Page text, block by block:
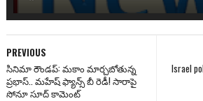
Israel
PREVIOUS
సినిమా రౌండప్: మకాం మార్చబోతున్న
ప్రభాస్.. మహేష్ ఫ్యాన్స్ బీ రెడీ! సారాపై
సోనూ సూద్ కామెంట్